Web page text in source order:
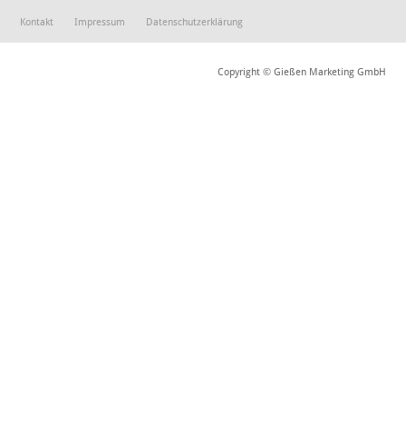
Kontakt Impressum Datenschutzerklärung
Copyright © Gießen Marketing GmbH